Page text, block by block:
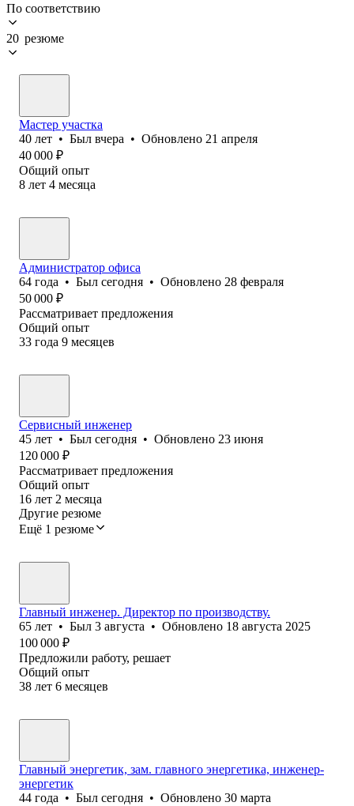
По соответствию
20 резюме
Мастер участка
40 лет • Был вчера • Обновлено 21 апреля
40 000 ₽
Общий опыт
8 лет 4 месяца
Администратор офиса
64 года • Был сегодня • Обновлено 28 февраля
50 000 ₽
Рассматривает предложения
Общий опыт
33 года 9 месяцев
Сервисный инженер
45 лет • Был сегодня • Обновлено 23 июня
120 000 ₽
Рассматривает предложения
Общий опыт
16 лет 2 месяца
Другие резюме
Ещё 1 резюме
Главный инженер. Директор по производству.
65 лет • Был 3 августа • Обновлено 18 августа 2025
100 000 ₽
Предложили работу, решает
Общий опыт
38 лет 6 месяцев
Главный энергетик, зам. главного энергетика, инженер-
энергетик
44 года • Был сегодня • Обновлено 30 марта